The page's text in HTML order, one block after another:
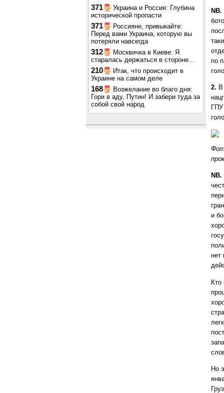
371
Украина и Россия: Глубина
исторической пропасти
371
Россияне, привыкайте:
Перед вами Украина, которую вы
потеряли навсегда
312
Москвичка в Киеве: Я
старалась держаться в стороне...
210
Итак, что происходит в
Украине на самом деле
168
Возжелание во благо дня:
Гори в аду, Путин! И забери туда за
собой свой народ
NB.
по
2.
NB.
и
нет
Кто
Но